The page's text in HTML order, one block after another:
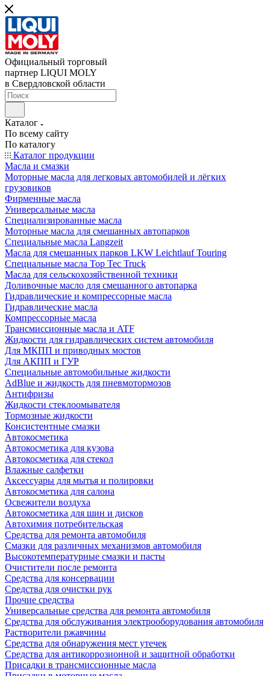
Официальный торговый
партнер LIQUI MOLY
в Свердловской области
Каталог
По всему сайту
По каталогу
Каталог продукции
Масла и смазки
Моторные масла для легковых автомобилей и лёгких
грузовиков
Фирменные масла
Универсальные масла
Специализированные масла
Моторные масла для смешанных автопарков
Специальные масла Langzeit
Масла для смешанных парков LKW Leichtlauf Touring
Специальные масла Top Tec Truck
Масла для сельскохозяйственной техники
Доливочные масло для смешанного автопарка
Гидравлические и компрессорные масла
Гидравлические масла
Компрессорные масла
Трансмиссионные масла и ATF
Жидкости для гидравлических систем автомобиля
Для МКПП и приводных мостов
Для АКПП и ГУР
Специальные автомобильные жидкости
AdBlue и жидкость для пневмотормозов
Антифризы
Жидкости стеклоомывателя
Тормозные жидкости
Консистентные смазки
Автокосметика
Автокосметика для кузова
Автокосметика для стекол
Влажные салфетки
Аксессуары для мытья и полировки
Автокосметика для салона
Освежители воздуха
Автокосметика для шин и дисков
Автохимия потребительская
Средства для ремонта автомобиля
Смазки для различных механизмов автомобиля
Высокотемпературные смазки и пасты
Очистители после ремонта
Средства для консервации
Средства для очистки рук
Прочие средства
Универсальные средства для ремонта автомобиля
Средства для обслуживания электрооборудования автомобиля
Растворители ржавчины
Средства для обнаружения мест утечек
Средства для антикоррозионной и защитной обработки
Присадки в трансмиссионные масла